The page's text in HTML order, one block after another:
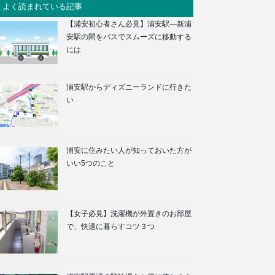
よく読まれている記事
【浦安初心者さん必見】浦安駅―新浦
安駅の間をバスでスムーズに移動する
には
浦安駅からディズニーランドに行きた
い
浦安に住みたい人が知っておいた方が
いい5つのこと
【女子必見】洗濯機が外置きのお部屋
で、快適に暮らすコツ３つ